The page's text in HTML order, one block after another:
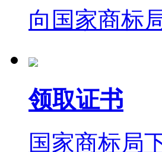
向国家商标
领取证书
国家商标局